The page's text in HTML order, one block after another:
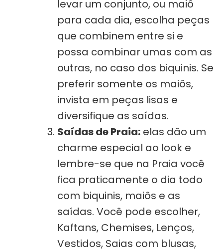
levar um conjunto, ou maiô
para cada dia, escolha peças
que combinem entre si e
possa combinar umas com as
outras, no caso dos biquinis. Se
preferir somente os maiôs,
invista em peças lisas e
diversifique as saídas.
Saídas de Praia: elas dão um
charme especial ao look e
lembre-se que na Praia você
fica praticamente o dia todo
com biquinis, maiôs e as
saídas. Você pode escolher,
Kaftans, Chemises, Lenços,
Vestidos, Saias com blusas,